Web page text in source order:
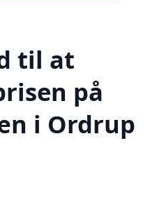
til at
på
i Ordrup